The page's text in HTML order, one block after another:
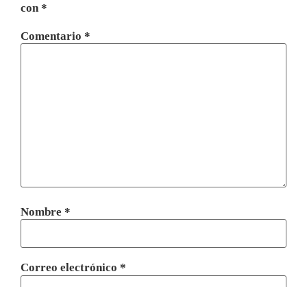
con *
Comentario *
Nombre *
Correo electrónico *